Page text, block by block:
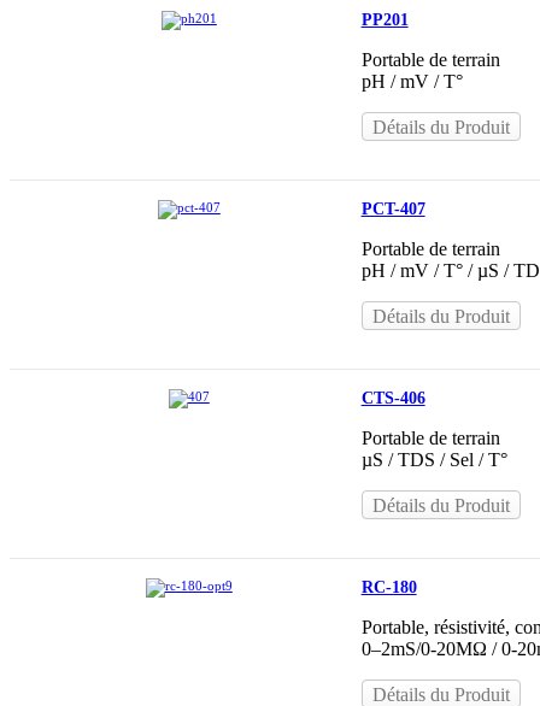
PP201
Portable de terrain
pH / mV / T°
Détails du Produit
PCT-407
Portable de terrain
pH / mV / T° / µS /
Détails du Produit
CTS-406
Portable de terrain
µS / TDS / Sel / T°
Détails du Produit
RC-180
Portable, résistivité,
0–2mS/0-20MΩ / 0-
Détails du Produit